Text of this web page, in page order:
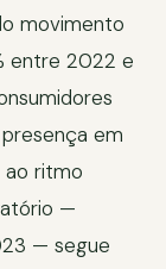
movimento
entre 2022 e
em
ao ritmo
—
— segue